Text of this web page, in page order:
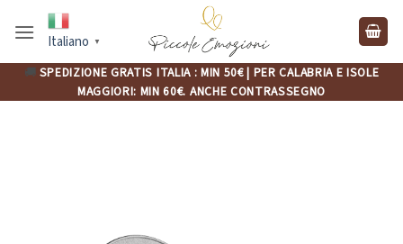
Italiano ▼
🚚 SPEDIZIONE GRATIS ITALIA : MIN 50€ | PER CALABRIA E ISOLE
MAGGIORI: MIN 60€. ANCHE CONTRASSEGNO